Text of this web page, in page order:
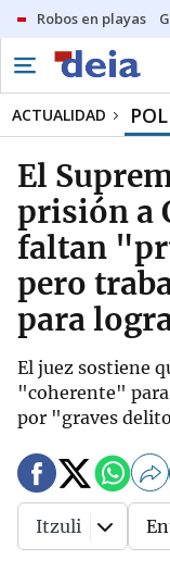
Robos en playas
ACTUALIDAD
El
prisión a
faltan
pero
para
El juez sostiene
"coherente"
por "graves
Itzuli